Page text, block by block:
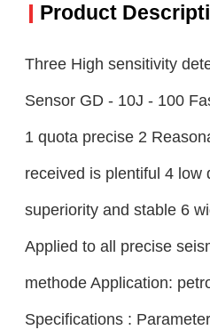
Product
Three High sensitivity
Sensor GD - 10J - 100
1 quota precise 2
received is plentiful 4 low
superiority and stable 6
Applied to all precise
methode Application:
Specifications :